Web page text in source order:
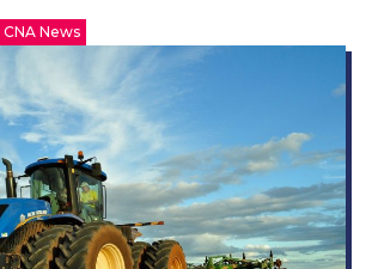
CNA News